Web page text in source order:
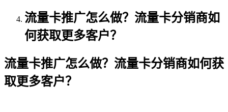
流量卡推广怎么做？流量卡分销商如
何获取更多客户？
流量卡推广怎么做？流量卡分销商如何获
取更多客户？